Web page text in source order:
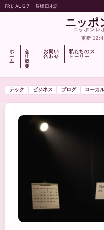
FRI, AUG 7 昼版 日本語
ニッポ
ニッポンレ
更新
ホ
ー
ム
会
社
概
要
お問い
合わせ
私たちのス
トーリー
テック ビジネス ブログ ローカル